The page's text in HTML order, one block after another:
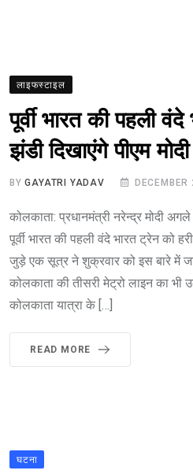
लाइफस्टाइल
पूर्वी भारत की पहली
झंडी दिखाएंगे पीएम मोदी
BYGAYATRI YADAV
कोलकाता: प्रधानमंत्री नरेन्द्र मोदी
पूर्वी भारत की पहली वंदे भारत‌ ट्रेन को
जुड़े एक सूत्र ने शुक्रवार को इस बारे में
कोलकाता की तीसरी मेट्रो लाइन का भी
कोलकाता यात्रा के […]
READ MORE
घटना